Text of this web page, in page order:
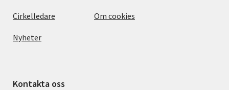
Cirkelledare
Nyheter
Om cookies
Kontakta oss